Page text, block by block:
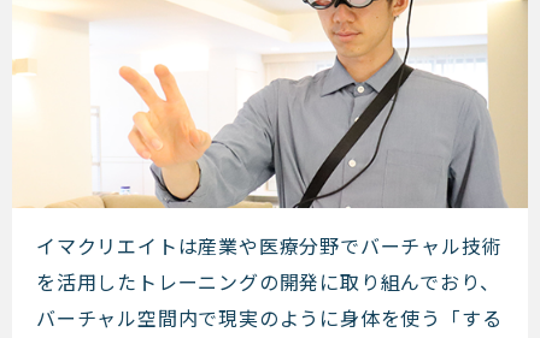
イマクリエイト
イマクリエイトは産業や医療分野でバーチャル技術
を活用したトレーニングの開発に取り組んでおり、
バーチャル空間内で現実のように身体を使う「する